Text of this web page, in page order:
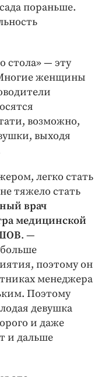
пораньше.
стола» — эту
женщины
возможно,
выходя
легко стать
тяжело стать
врач
медицинской
. — ​
поэтому он
менеджера
Поэтому
девушка
и даже
и дальше